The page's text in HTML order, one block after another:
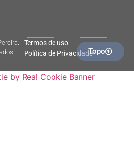
Termos de uso
Política de PrivacidadeTopo
by Real Cookie Banner